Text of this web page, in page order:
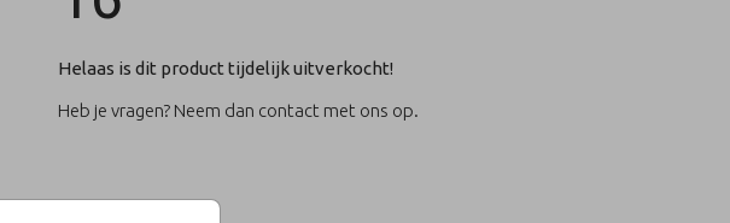
Helaas is dit product tijdelijk uitverkocht!
Heb je vragen? Neem dan contact met ons op.